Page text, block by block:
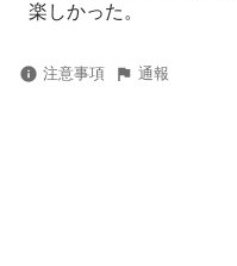
楽しかった。
注意事項 通報